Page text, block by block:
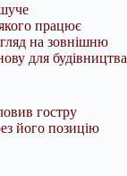
працює
на зовнішню
для будівництва
гостру
його позицію